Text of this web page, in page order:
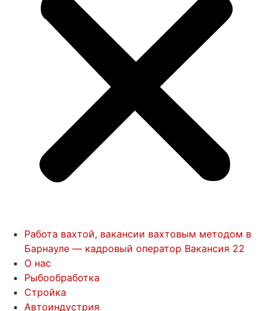
Работа вахтой, вакансии вахтовым методом в
Барнауле — кадровый оператор Вакансия 22
О нас
Рыбообработка
Стройка
Автоиндустрия